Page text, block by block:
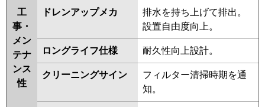
工
事・
メン
テナ
ンス
性
ドレンアップメカ
排水を持ち上げて排出。
設置自由度向上。
ロングライフ仕様 耐久性向上設計。
クリーニングサイン
フィルター清掃時期を通
知。